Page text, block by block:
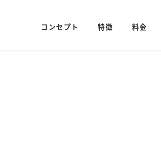
コンセプト 特徴 料金